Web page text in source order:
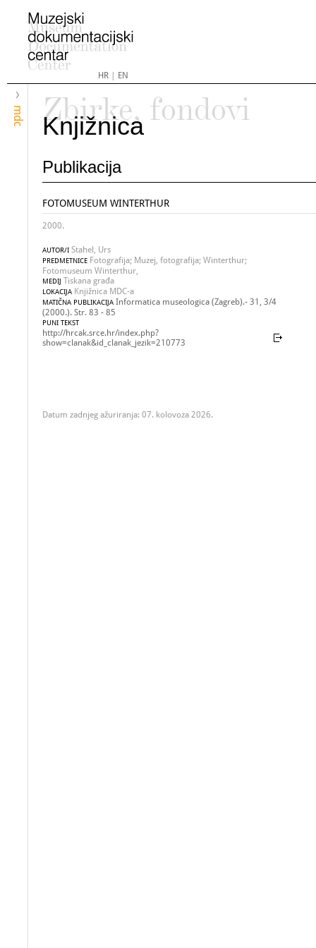
HR| EN
mdc
Zbirke, fondovi
Knjižnica
Publikacija
FOTOMUSEUM WINTERTHUR
2000.
AUTOR/I Stahel, Urs
PREDMETNICE Fotografija; Muzej, fotografija; Winterthur;
Fotomuseum Winterthur,
MEDIJ Tiskana građa
LOKACIJA Knjižnica MDC-a
MATIČNA PUBLIKACIJA Informatica museologica (Zagreb).- 31, 3/4
(2000.). Str. 83 - 85
PUNI TEKST
http://hrcak.srce.hr/index.php?
show=clanak&id_clanak_jezik=210773
Datum zadnjeg ažuriranja: 07. kolovoza 2026.